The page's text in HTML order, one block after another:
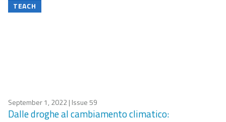
TEACH
September 1, 2022| Issue 59
Dalle droghe al cambiamento climatico: